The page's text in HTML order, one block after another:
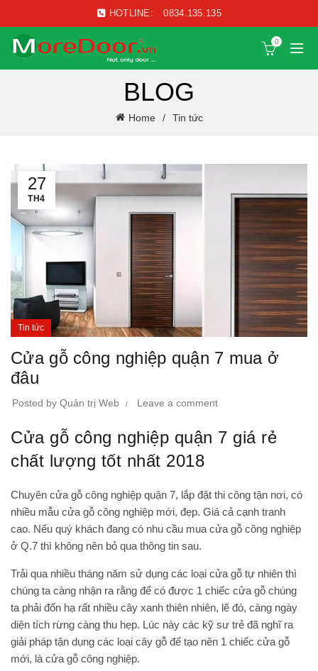
HOTLINE: 0834.135.135
0
BLOG
Home Tin tức
27
TH4
Tin tức
Cửa gỗ công nghiệp quận 7 mua ở
đâu
Posted by Quản trị Web Leave a comment
Cửa gỗ công nghiệp quận 7 giá rẻ
chất lượng tốt nhất 2018
Chuyên cửa gỗ công nghiệp quận 7, lắp đặt thi công tận nơi, có
nhiều mẫu cửa gỗ công nghiệp mới, đẹp. Giá cả cạnh tranh
cao. Nếu quý khách đang có nhu cầu mua cửa gỗ công nghiệp
ở Q.7 thì không nên bỏ qua thông tin sau.
Trải qua nhiều tháng năm sử dụng các loại cửa gỗ tự nhiên thì
chúng ta càng nhận ra rằng để có được 1 chiếc cửa gỗ chúng
ta phải đốn hạ rất nhiều cây xanh thiên nhiên, lẽ đó, càng ngày
diện tích rừng càng thu hẹp. Lúc này các kỹ sư trẻ đã nghĩ ra
giải pháp tận dụng các loại cây gỗ để tạo nên 1 chiếc cửa gỗ
mới, là cửa gỗ công nghiệp.